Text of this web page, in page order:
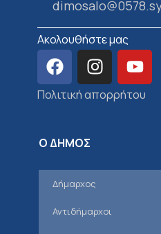
Ακολουθήστε μας
Πολιτική απορρήτου
Ο ΔΗΜΟΣ
Δήμαρχος
Αντιδήμαρχοι